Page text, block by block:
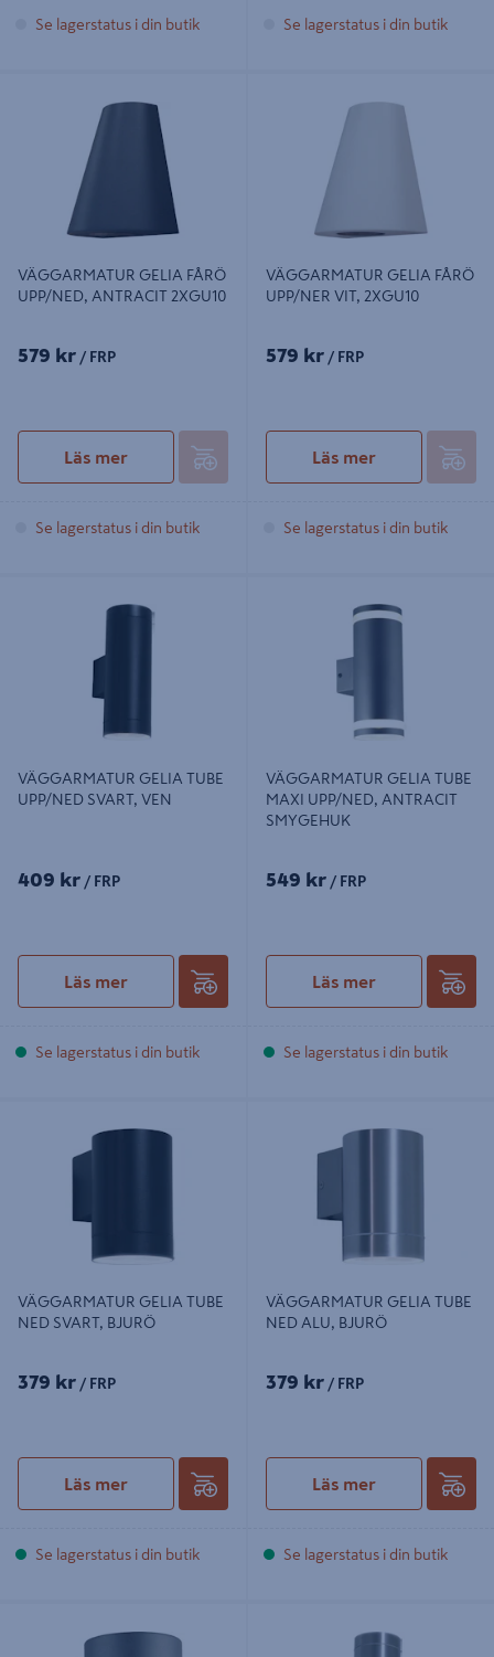
Se lagerstatus i din butik Se lagerstatus i din butik
UPP/NED, ANTRACIT 2XGU10
VÄGGARMATUR GELIA FÅRÖ
UPP/NED, ANTRACIT 2XGU10
579 kr / FRP
Läs mer
Se lagerstatus i din butik
UPP/NER VIT, 2XGU10
VÄGGARMATUR GELIA FÅRÖ
UPP/NER VIT, 2XGU10
579 kr / FRP
Läs mer
Se lagerstatus i din butik
UPP/NED SVART, VEN
VÄGGARMATUR GELIA TUBE
UPP/NED SVART, VEN
409 kr / FRP
Läs mer
Se lagerstatus i din butik
MAXI UPP/NED, ANTRACIT
VÄGGARMATUR GELIA TUBE
MAXI UPP/NED, ANTRACIT
SMYGEHUK
549 kr / FRP
Läs mer
Se lagerstatus i din butik
SVART, BJURÖ
VÄGGARMATUR GELIA TUBE
NED SVART, BJURÖ
379 kr / FRP
Läs mer
Se lagerstatus i din butik
VÄGGARMATUR GELIA TUBE
NED ALU, BJURÖ
379 kr / FRP
Läs mer
Se lagerstatus i din butik
MAXI NED, ANTRACIT FLADEN
UPP/NED ALU, VEN